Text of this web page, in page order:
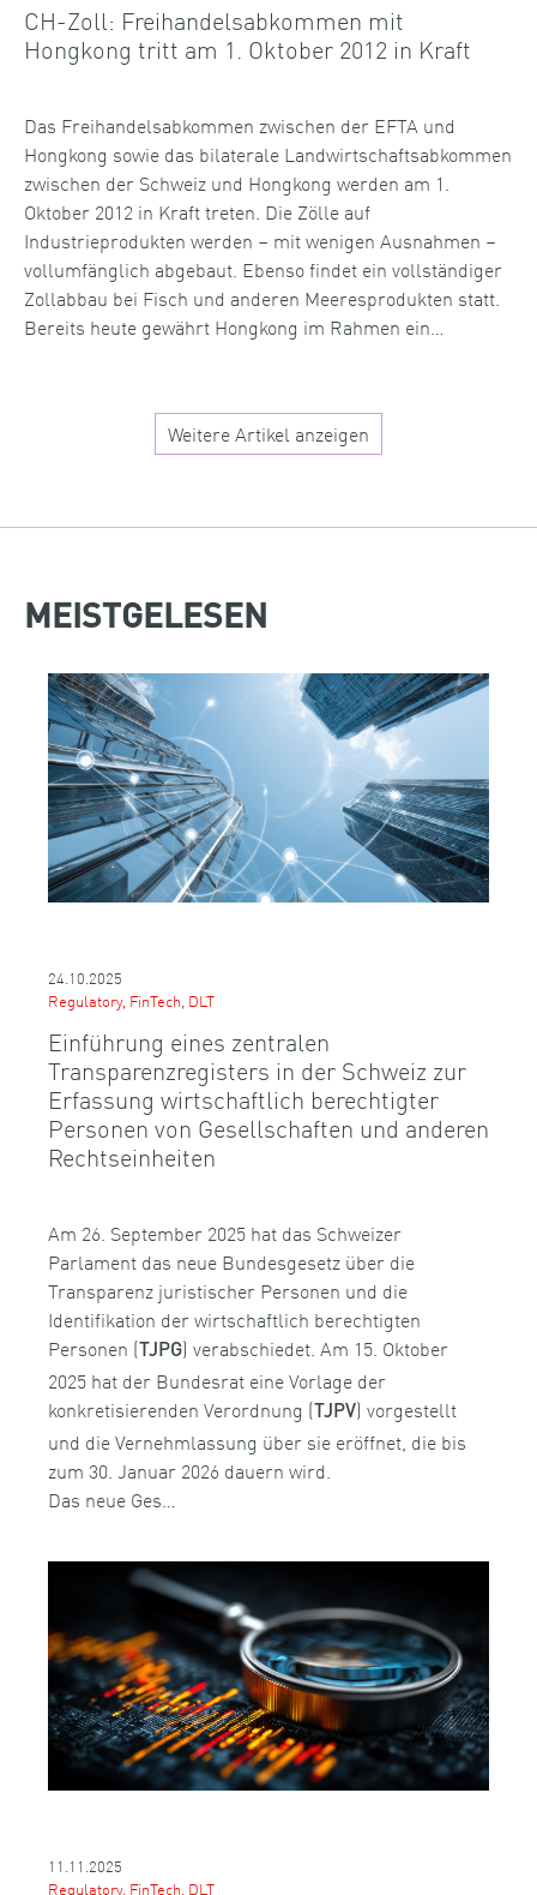
CH-Zoll: Freihandelsabkommen mit
Hongkong tritt am 1. Oktober 2012 in Kraft
Das Freihandelsabkommen zwischen der EFTA und
Hongkong sowie das bilaterale Landwirtschaftsabkommen
zwischen der Schweiz und Hongkong werden am 1.
Oktober 2012 in Kraft treten. Die Zölle auf
Industrieprodukten werden – mit wenigen Ausnahmen –
vollumfänglich abgebaut. Ebenso findet ein vollständiger
Zollabbau bei Fisch und anderen Meeresprodukten statt.
Bereits heute gewährt Hongkong im Rahmen ein…
Weitere Artikel anzeigen
MEISTGELESEN
24.10.2025
Regulatory, FinTech, DLT
Einführung eines zentralen
Transparenzregisters in der Schweiz zur
Erfassung wirtschaftlich berechtigter
Personen von Gesellschaften und anderen
Rechtseinheiten
Am 26. September 2025 hat das Schweizer
Parlament das neue Bundesgesetz über die
Transparenz juristischer Personen und die
Identifikation der wirtschaftlich berechtigten
Personen ( TJPG) verabschiedet. Am 15. Oktober
2025 hat der Bundesrat eine Vorlage der
konkretisierenden Verordnung ( TJPV) vorgestellt
und die Vernehmlassung über sie eröffnet, die bis
zum 30. Januar 2026 dauern wird.
Das neue Ges…
11.11.2025
Regulatory, FinTech, DLT